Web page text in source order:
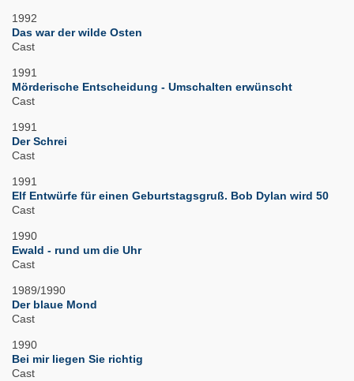
1992
Das war der wilde Osten
Cast
1991
Mörderische Entscheidung - Umschalten erwünscht
Cast
1991
Der Schrei
Cast
1991
Elf Entwürfe für einen Geburtstagsgruß. Bob Dylan wird 50
Cast
1990
Ewald - rund um die Uhr
Cast
1989/1990
Der blaue Mond
Cast
1990
Bei mir liegen Sie richtig
Cast